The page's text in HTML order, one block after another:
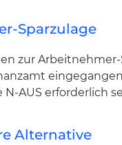
Sparzulage
zur
AUS erforderlich
Alternative